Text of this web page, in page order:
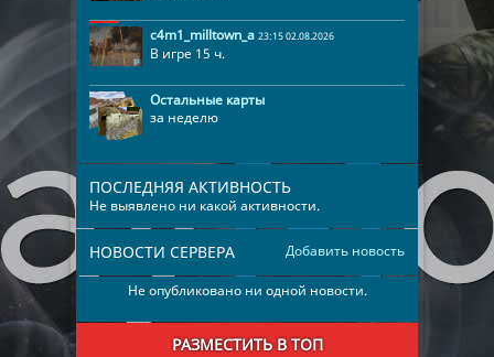
c4m1_milltown_a 23:15 02.08.2026
В игре 15 ч.
Остальные карты
за неделю
ПОСЛЕДНЯЯ АКТИВНОСТЬ
Не выявлено ни какой активности.
Добавить новость
НОВОСТИ СЕРВЕРА
Не опубликовано ни одной новости.
РАЗМЕСТИТЬ В ТОП